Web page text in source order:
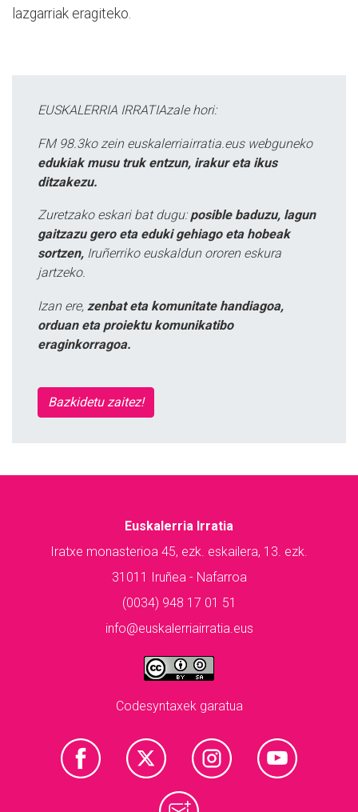
lazgarriak eragiteko.
EUSKALERRIA IRRATIAzale hori:
FM 98.3ko zein euskalerriairratia.eus webguneko
edukiak musu truk entzun, irakur eta ikus
ditzakezu.
Zuretzako eskari bat dugu: posible baduzu, lagun
gaitzazu gero eta eduki gehiago eta hobeak
sortzen, Iruñerriko euskaldun ororen eskura
jartzeko.
Izan ere, zenbat eta komunitate handiagoa,
orduan eta proiektu komunikatibo
eraginkorragoa.
Bazkidetu zaitez!
Euskalerria Irratia
Iratxe monasterioa 45, ezk. eskailera, 13. ezk.
31011 Iruñea - Nafarroa
(0034) 948 17 01 51
info@euskalerriairratia.eus
Codesyntaxek garatua